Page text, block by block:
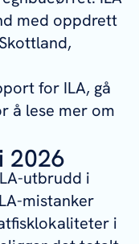
med oppdrett
for ILA, gå
å lese mer om
2026
utbrudd i
mistanker
i